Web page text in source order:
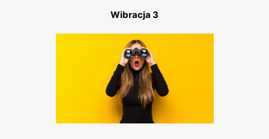
Wibracja 3